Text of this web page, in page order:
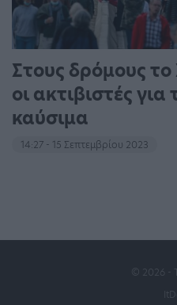
Στους δρόμους
οι ακτιβιστές
καύσιμα
14:27 - 15 Σεπτεμβρίου 2023
© 2026 -